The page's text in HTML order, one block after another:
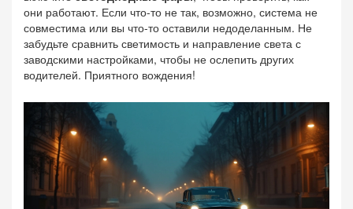
они работают. Если что-то не так, возможно, система не
совместима или вы что-то оставили недоделанным. Не
забудьте сравнить светимость и направление света с
заводскими настройками, чтобы не ослепить других
водителей. Приятного вождения!